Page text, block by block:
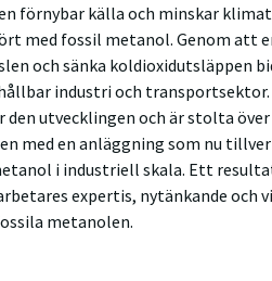
förnybar källa och minskar
med fossil metanol. Genom att
och sänka koldioxidutsläppen
industri och transportsektor.
den utvecklingen och är stolta
med en anläggning som nu
i industriell skala. Ett
expertis, nytänkande och
metanolen.